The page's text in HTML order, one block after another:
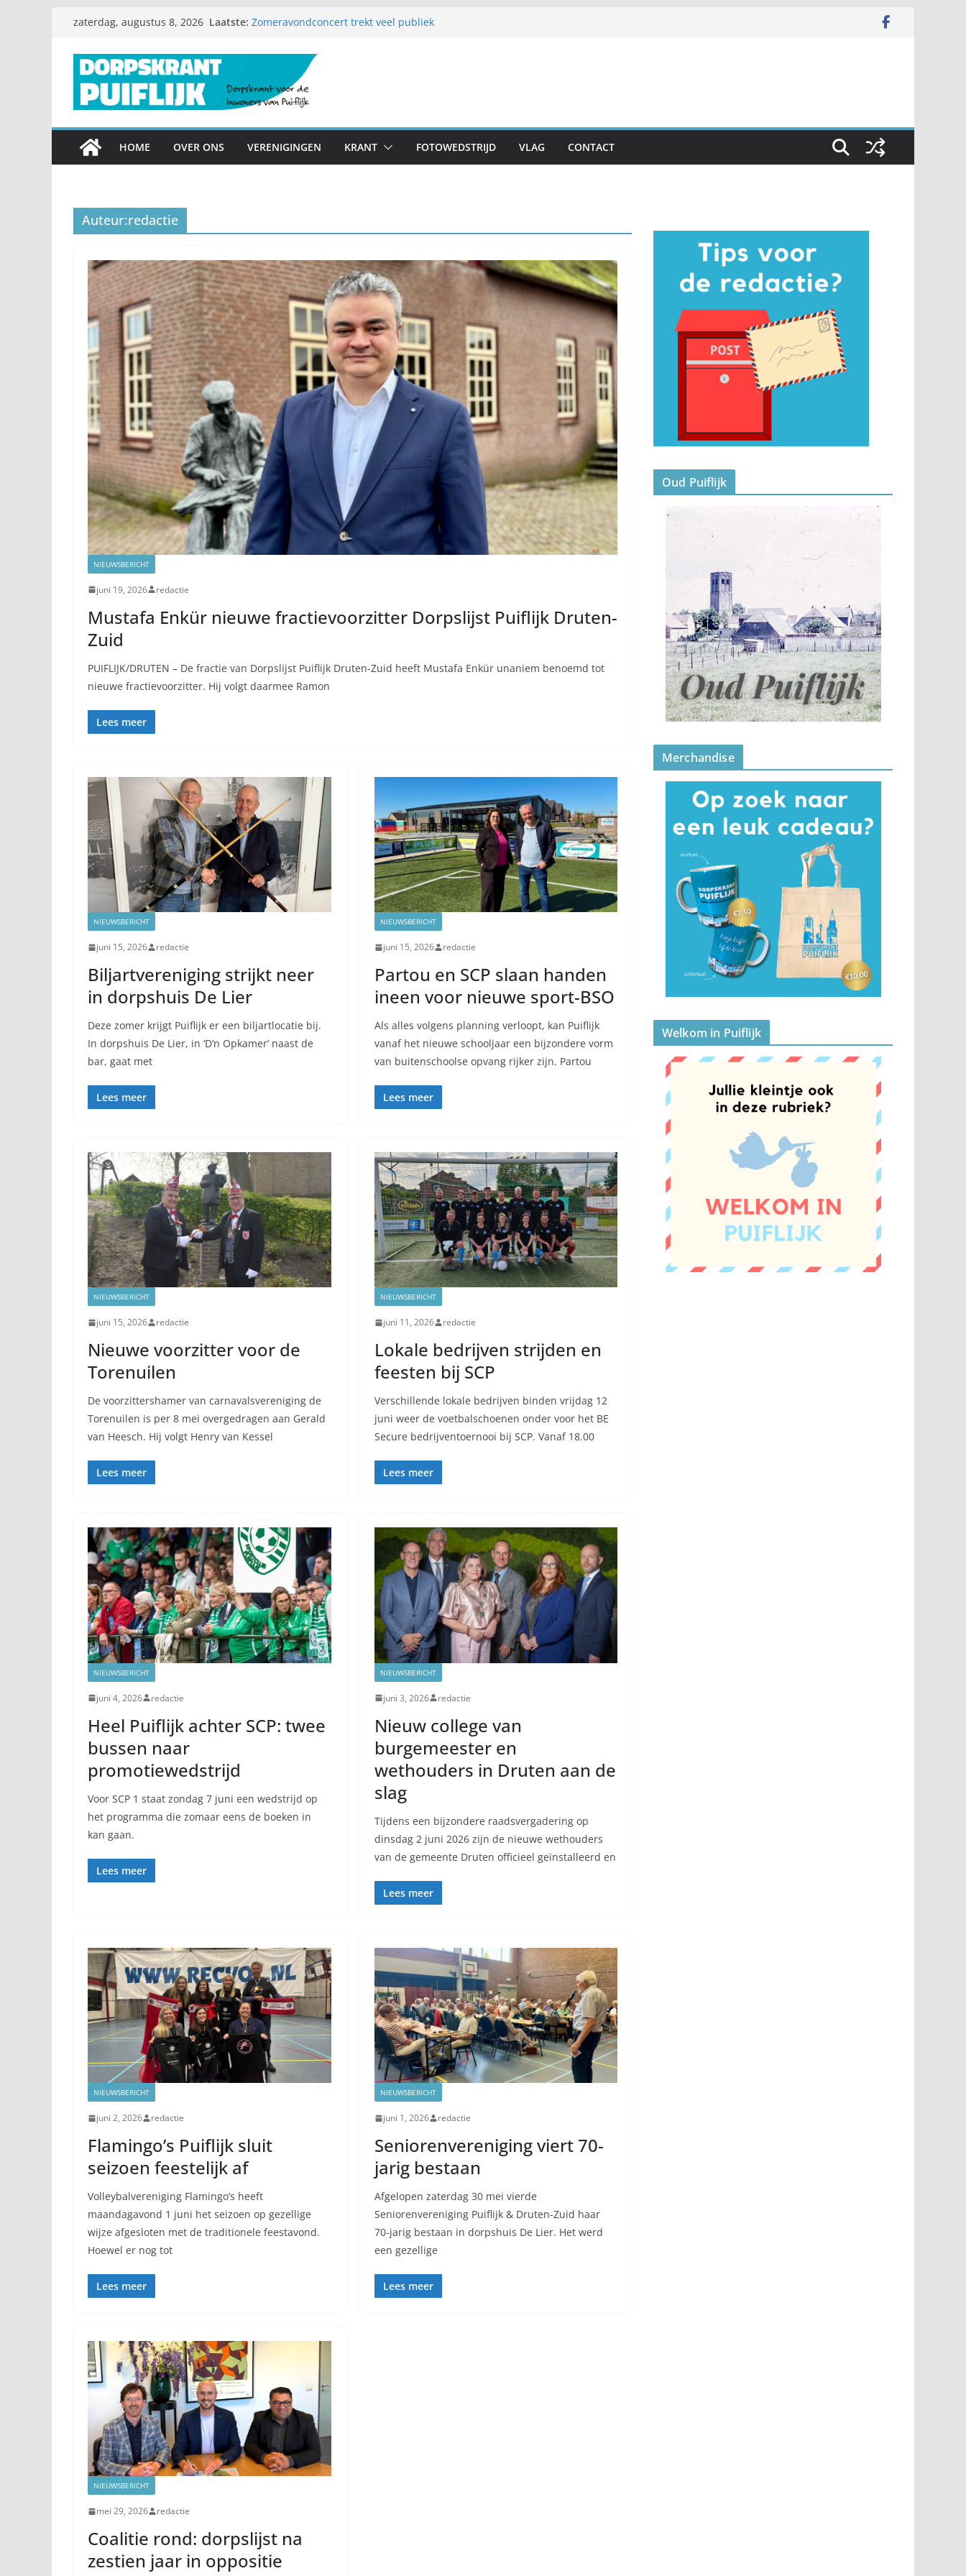
inhoud
zaterdag, augustus 8, 2026 Laatste: Zomeravondconcert trekt veel publiek
Nieuwe speeltoestellen op schoolplein ’t Geerke
Garagesale klaar voor zondag: meer dan 80 adressen doen
mee
HOME OVER ONS VERENIGINGEN KRANT FOTOWEDSTRIJD VLAG CONTACT
Auteur:redactie
NIEUWSBERICHT
juni 19, 2026 redactie
Mustafa Enkür nieuwe fractievoorzitter Dorpslijst Puiflijk Druten-
Zuid
PUIFLIJK/DRUTEN – De fractie van Dorpslijst Puiflijk Druten-Zuid heeft Mustafa Enkür unaniem benoemd tot
nieuwe fractievoorzitter. Hij volgt daarmee Ramon
Lees meer
NIEUWSBERICHT
juni 15, 2026 redactie
Biljartvereniging strijkt neer
in dorpshuis De Lier
Deze zomer krijgt Puiflijk er een biljartlocatie bij.
In dorpshuis De Lier, in ‘D’n Opkamer’ naast de
bar, gaat met
Lees meer
NIEUWSBERICHT
juni 15, 2026 redactie
Partou en SCP slaan handen
ineen voor nieuwe sport-BSO
Als alles volgens planning verloopt, kan Puiflijk
vanaf het nieuwe schooljaar een bijzondere vorm
van buitenschoolse opvang rijker zijn. Partou
Lees meer
NIEUWSBERICHT
juni 15, 2026 redactie
Nieuwe voorzitter voor de
Torenuilen
De voorzittershamer van carnavalsvereniging de
Torenuilen is per 8 mei overgedragen aan Gerald
van Heesch. Hij volgt Henry van Kessel
Lees meer
NIEUWSBERICHT
juni 11, 2026 redactie
Lokale bedrijven strijden en
feesten bij SCP
Verschillende lokale bedrijven binden vrijdag 12
juni weer de voetbalschoenen onder voor het BE
Secure bedrijventoernooi bij SCP. Vanaf 18.00
Lees meer
NIEUWSBERICHT
juni 4, 2026 redactie
Heel Puiflijk achter SCP: twee
bussen naar
promotiewedstrijd
Voor SCP 1 staat zondag 7 juni een wedstrijd op
het programma die zomaar eens de boeken in
kan gaan.
Lees meer
NIEUWSBERICHT
juni 3, 2026 redactie
Nieuw college van
burgemeester en
wethouders in Druten aan de
slag
Tijdens een bijzondere raadsvergadering op
dinsdag 2 juni 2026 zijn de nieuwe wethouders
van de gemeente Druten officieel geïnstalleerd en
Lees meer
NIEUWSBERICHT
juni 2, 2026 redactie
Flamingo’s Puiflijk sluit
seizoen feestelijk af
Volleybalvereniging Flamingo’s heeft
maandagavond 1 juni het seizoen op gezellige
wijze afgesloten met de traditionele feestavond.
Hoewel er nog tot
Lees meer
NIEUWSBERICHT
juni 1, 2026 redactie
Seniorenvereniging viert 70-
jarig bestaan
Afgelopen zaterdag 30 mei vierde
Seniorenvereniging Puiflijk & Druten-Zuid haar
70-jarig bestaan in dorpshuis De Lier. Het werd
een gezellige
Lees meer
NIEUWSBERICHT
mei 29, 2026 redactie
Coalitie rond: dorpslijst na
zestien jaar in oppositie
Oud Puiflijk
Merchandise
Welkom in Puiflijk